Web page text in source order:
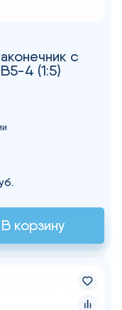
с
4 (1:5)
В корзину